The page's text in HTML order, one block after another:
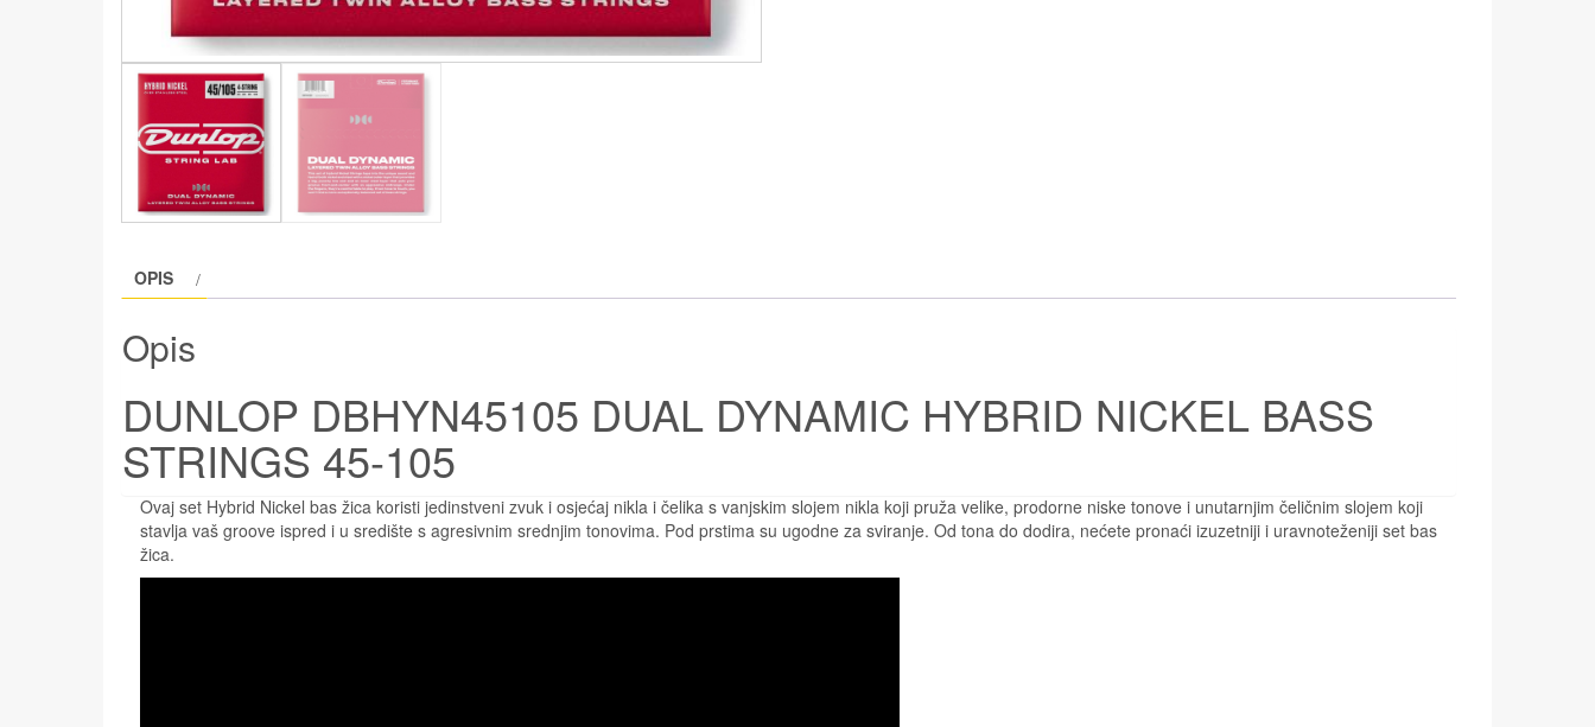
OPIS
Opis
DUNLOP DBHYN45105 DUAL DYNAMIC HYBRID NICKEL BASS
STRINGS 45-105
Ovaj set Hybrid Nickel bas žica koristi jedinstveni zvuk i osjećaj nikla i čelika s vanjskim slojem nikla koji pruža velike, prodorne niske tonove i unutarnjim čeličnim slojem koji
stavlja vaš groove ispred i u središte s agresivnim srednjim tonovima. Pod prstima su ugodne za sviranje. Od tona do dodira, nećete pronaći izuzetniji i uravnoteženiji set bas
žica.